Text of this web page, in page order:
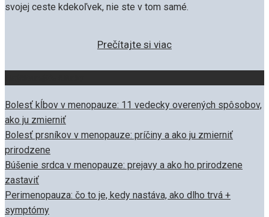
svojej ceste kdekoľvek, nie ste v tom samé.
Prečítajte si viac
Bolesť kĺbov v menopauze: 11 vedecky overených spôsobov,
ako ju zmierniť
Bolesť prsníkov v menopauze: príčiny a ako ju zmierniť
prirodzene
Búšenie srdca v menopauze: prejavy a ako ho prirodzene
zastaviť
Perimenopauza: čo to je, kedy nastáva, ako dlho trvá +
symptómy